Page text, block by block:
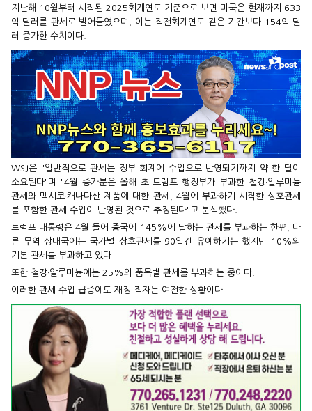
지난해 10월부터 시작된 2025회계연도 기준으로 보면 미국은 현재까지 633
억 달러를 관세로 벌어들였으며, 이는 직전회계연도 같은 기간보다 154억 달
러 증가한 수치이다.
WSJ은 "일반적으로 관세는 정부 회계에 수입으로 반영되기까지 약 한 달이
소요된다"며 "4월 증가분은 올해 초 트럼프 행정부가 부과한 철강·알루미늄
관세와 멕시코·캐나다산 제품에 대한 관세, 4월에 부과하기 시작한 상호관세
를 포함한 관세 수입이 반영된 것으로 추정된다"고 분석했다.
트럼프 대통령은 4월 들어 중국에 145%에 달하는 관세를 부과하는 한편, 다
른 무역 상대국에는 국가별 상호관세를 90일간 유예하기는 했지만 10%의
기본 관세를 부과하고 있다.
또한 철강·알루미늄에는 25%의 품목별 관세를 부과하는 중이다.
이러한 관세 수입 급증에도 재정 적자는 여전한 상황이다.